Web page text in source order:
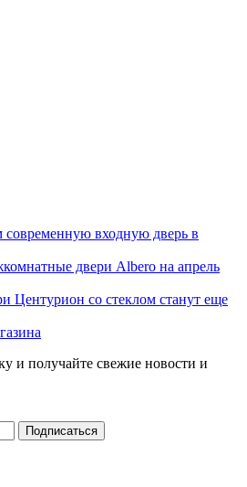
современную входную дверь в
двери Albero на апрель
Центурион со стеклом станут еще
и получайте свежие новости и